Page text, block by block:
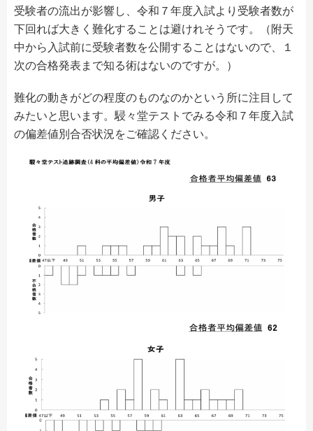
受験者の流出が影響し、令和７年度入試より受験者数が
下回れば大きく難化することは避けれそうです。（附天
中から入試前に受験者数を公開することはないので、１
次の合格発表まで知る術はないのですが。）
難化の動きがどの程度のものなのかという所に注目して
みたいと思います。駸々堂テストでみる令和７年度入試
の偏差値別合否状況をご確認ください。